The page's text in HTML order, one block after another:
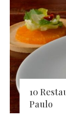
10
Paulo